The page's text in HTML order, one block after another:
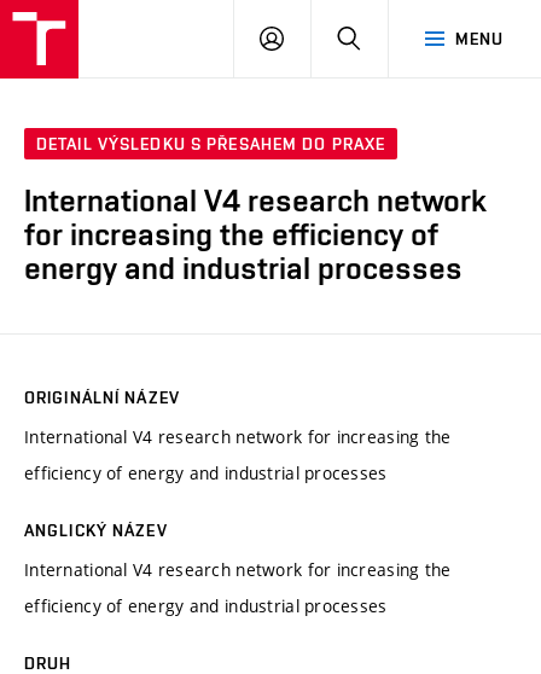
MENU
PŘIHLÁSIT
DETAIL VÝSLEDKU S PŘESAHEM DO PRAXE
International V4 research network
for increasing the efficiency of
energy and industrial processes
ORIGINÁLNÍ NÁZEV
International V4 research network for increasing the
efficiency of energy and industrial processes
ANGLICKÝ NÁZEV
International V4 research network for increasing the
efficiency of energy and industrial processes
DRUH